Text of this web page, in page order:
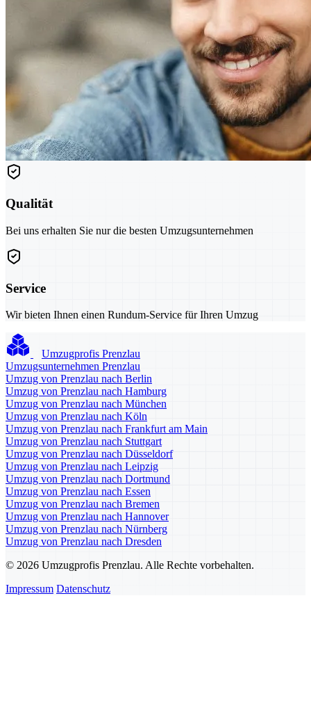
Qualität
Bei uns erhalten Sie nur die besten Umzugsunternehmen
Service
Wir bieten Ihnen einen Rundum-Service für Ihren Umzug
Umzugprofis Prenzlau
Umzugsunternehmen Prenzlau
Umzug von Prenzlau nach Berlin
Umzug von Prenzlau nach Hamburg
Umzug von Prenzlau nach München
Umzug von Prenzlau nach Köln
Umzug von Prenzlau nach Frankfurt am Main
Umzug von Prenzlau nach Stuttgart
Umzug von Prenzlau nach Düsseldorf
Umzug von Prenzlau nach Leipzig
Umzug von Prenzlau nach Dortmund
Umzug von Prenzlau nach Essen
Umzug von Prenzlau nach Bremen
Umzug von Prenzlau nach Hannover
Umzug von Prenzlau nach Nürnberg
Umzug von Prenzlau nach Dresden
© 2026 Umzugprofis Prenzlau. Alle Rechte vorbehalten.
Impressum Datenschutz